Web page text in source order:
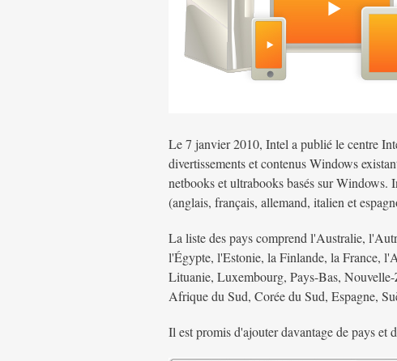
Le 7 janvier 2010, Intel a publié le centre
divertissements et contenus Windows
netbooks et ultrabooks basés sur Windows.
(anglais, français, allemand, italien et
La liste des pays comprend l'Australie,
l'Égypte, l'Estonie, la Finlande, la France,
Lituanie, Luxembourg, Pays-Bas,
Afrique du Sud, Corée du Sud, Espagne,
Il est promis d'ajouter davantage de pays et